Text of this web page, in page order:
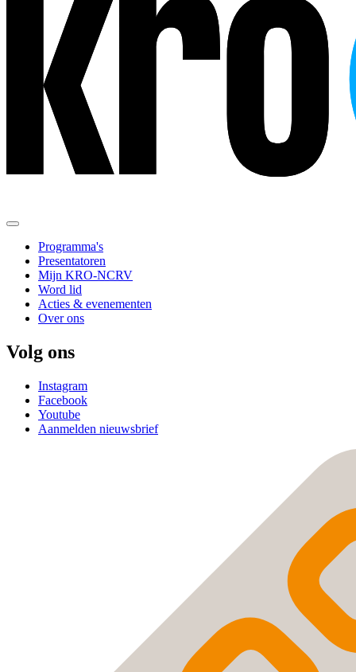
Programma's
Presentatoren
Mijn KRO-NCRV
Word lid
Acties & evenementen
Over ons
Volg ons
Instagram
Facebook
Youtube
Aanmelden nieuwsbrief